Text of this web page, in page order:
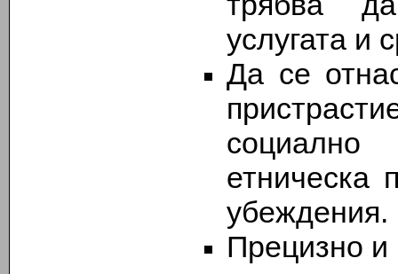
услугата и
Да се
етническа
убеждения.
Прецизно и